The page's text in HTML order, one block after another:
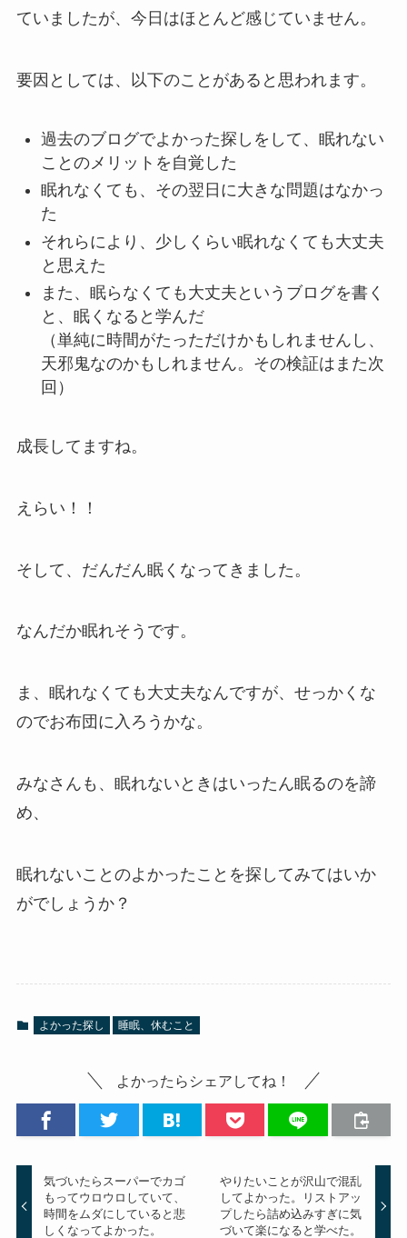
ていましたが、今日はほとんど感じていません。
要因としては、以下のことがあると思われます。
過去のブログでよかった探しをして、眠れない
ことのメリットを自覚した
眠れなくても、その翌日に大きな問題はなかっ
た
それらにより、少しくらい眠れなくても大丈夫
と思えた
また、眠らなくても大丈夫というブログを書く
と、眠くなると学んだ
（単純に時間がたっただけかもしれませんし、
天邪鬼なのかもしれません。その検証はまた次
回）
成長してますね。
えらい！！
そして、だんだん眠くなってきました。
なんだか眠れそうです。
ま、眠れなくても大丈夫なんですが、せっかくな
のでお布団に入ろうかな。
みなさんも、眠れないときはいったん眠るのを諦
め、
眠れないことのよかったことを探してみてはいか
がでしょうか？
よかった探し 睡眠、休むこと
よかったらシェアしてね！
気づいたらスーパーでカゴ
もってウロウロしていて、
時間をムダにしていると悲
しくなってよかった。
やりたいことが沢山で混乱
してよかった。リストアッ
プしたら詰め込みすぎに気
づいて楽になると学べた。